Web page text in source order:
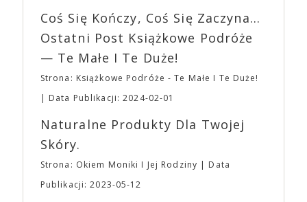
„Bo się boi” w kinach od 21 kwietnia.
EXPO XXI!
Coś Się Kończy, Coś Się Zaczyna...
Ostatni Post Książkowe Podróże
— Te Małe I Te Duże!
Strona: Książkowe Podróże - Te Małe I Te Duże!
Data Publikacji: 2024-02-01
Naturalne Produkty Dla Twojej
Skóry.
Strona: Okiem Moniki I Jej Rodziny
Data
Publikacji: 2023-05-12